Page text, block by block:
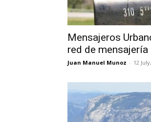
Mensajeros
red de mensajería
Juan Manuel Munoz - 12